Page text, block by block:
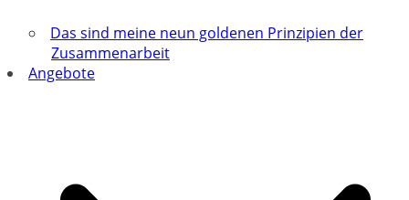
Das sind meine neun goldenen Prinzipien der
Zusammenarbeit
Angebote